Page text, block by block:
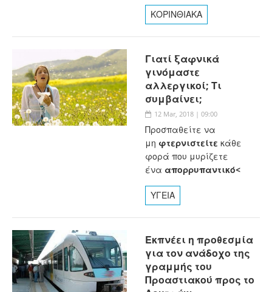
ΚΟΡΙΝΘΙΑΚΑ
Γιατί ξαφνικά
γινόμαστε
αλλεργικοί; Τι
συμβαίνει;
12 Mar, 2018 | 09:00
Προσπαθείτε να
μη φτερνιστείτε κάθε
φορά που μυρίζετε
ένα απορρυπαντικό<
ΥΓΕΙΑ
Εκπνέει η προθεσμία
για τον ανάδοχο της
γραμμής του
Προαστιακού προς το